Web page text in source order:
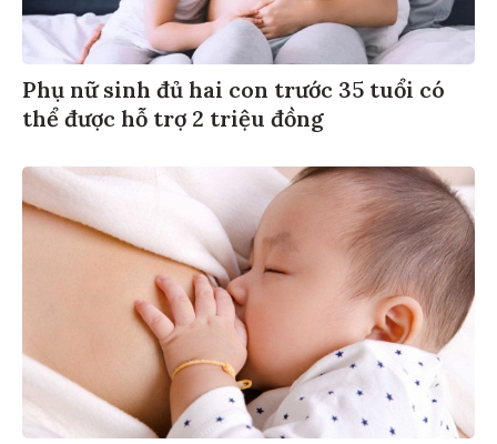
Phụ nữ sinh đủ hai con trước 35 tuổi có
thể được hỗ trợ 2 triệu đồng